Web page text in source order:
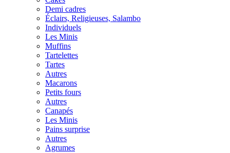
Demi cadres
Éclairs, Religieuses, Salambo
Individuels
Les Minis
Muffins
Tartelettes
Tartes
Autres
Macarons
Petits fours
Autres
Canapés
Les Minis
Pains surprise
Autres
Agrumes